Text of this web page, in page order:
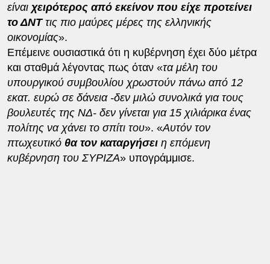
είναι χειρότερος από εκείνον που είχε προτείνει
το ΔΝΤτις πιο μαύρες μέρες της ελληνικής
οικονομίας».
Επέμεινε ουσιαστικά ότι η κυβέρνηση έχει δύο μέτρα
και σταθμά λέγοντας πως όταν «τα μέλη του
υπουργικού συμβουλίου χρωστούν πάνω από 12
εκατ. ευρώ σε δάνεια -δεν μιλώ συνολικά για τους
βουλευτές της ΝΔ- δεν γίνεται για 15 χιλιάρικα ένας
πολίτης να χάνει το σπίτι του». «Αυτόν τον
πτωχευτικό θα τον καταργήσει η επόμενη
κυβέρνηση του ΣΥΡΙΖΑ» υπογράμμισε.